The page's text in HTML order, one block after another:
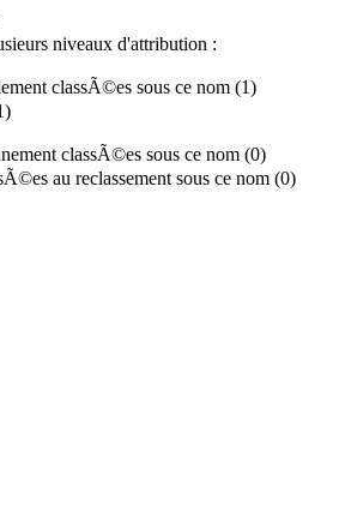
niveaux d'attribution :
classÃ©es sous ce nom (1)
classÃ©es sous ce nom (0)
au reclassement sous ce nom (0)